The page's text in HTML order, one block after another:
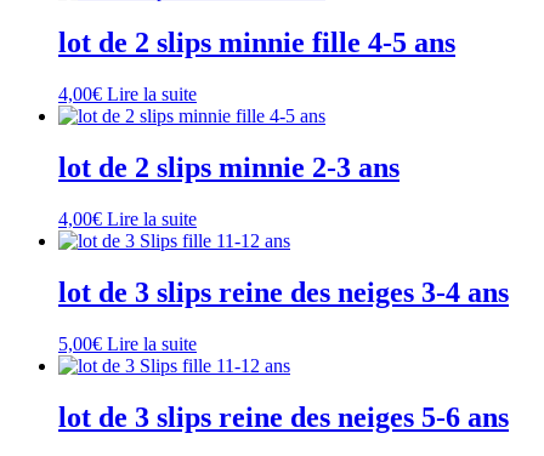
lot de 2 slips minnie fille 4-5 ans
4,00€ Lire la suite
lot de 2 slips minnie 2-3 ans
4,00€ Lire la suite
lot de 3 slips reine des neiges 3-4 ans
5,00€ Lire la suite
lot de 3 slips reine des neiges 5-6 ans